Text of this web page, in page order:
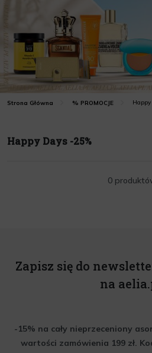
Strona Główna % PROMOCJE
Happy Days -25%
0
Zapisz się do
na
-15% na cały nieprzeceniony
wartości zamówienia 199 zł.